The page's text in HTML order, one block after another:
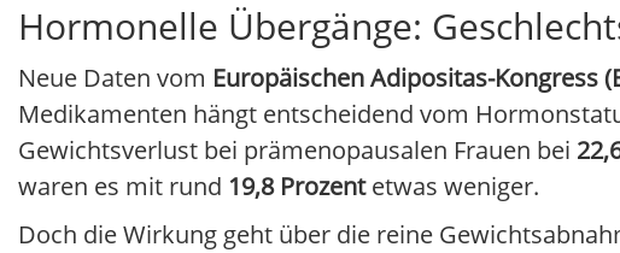
Hormonelle Übergänge:
Neue Daten vom Europäischen Adipositas-Kongress
Medikamenten hängt entscheidend vom
Gewichtsverlust bei prämenopausalen Frauen bei
waren es mit rund 19,8 Prozentetwas weniger.
Doch die Wirkung geht über die reine